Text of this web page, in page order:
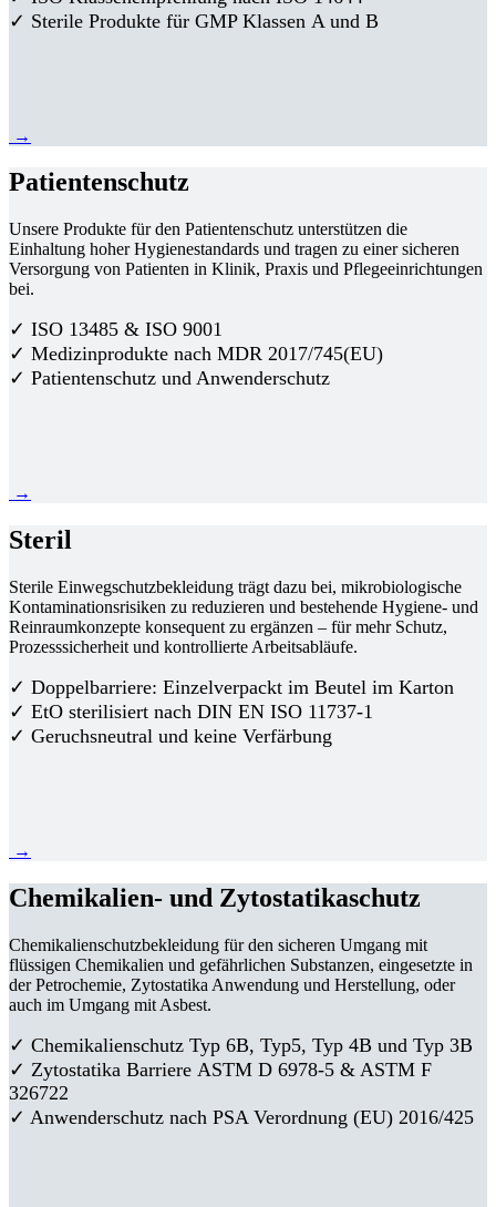
✓ Sterile Produkte für GMP Klassen A und B
→
Patientenschutz
Unsere Produkte für den Patientenschutz unterstützen die
Einhaltung hoher Hygienestandards und tragen zu einer sicheren
Versorgung von Patienten in Klinik, Praxis und Pflegeeinrichtungen
bei.
✓ ISO 13485 & ISO 9001
✓ Medizinprodukte nach MDR 2017/745(EU)
✓ Patientenschutz und Anwenderschutz
→
Steril
Sterile Einwegschutzbekleidung trägt dazu bei, mikrobiologische
Kontaminationsrisiken zu reduzieren und bestehende Hygiene- und
Reinraumkonzepte konsequent zu ergänzen – für mehr Schutz,
Prozesssicherheit und kontrollierte Arbeitsabläufe.
✓ Doppelbarriere: Einzelverpackt im Beutel im Karton
✓ EtO sterilisiert nach DIN EN ISO 11737-1
✓ Geruchsneutral und keine Verfärbung
→
Chemikalien- und Zytostatikaschutz
Chemikalienschutzbekleidung für den sicheren Umgang mit
flüssigen Chemikalien und gefährlichen Substanzen, eingesetzte in
der Petrochemie, Zytostatika Anwendung und Herstellung, oder
auch im Umgang mit Asbest.
✓ Chemikalienschutz Typ 6B, Typ5, Typ 4B und Typ 3B
✓ Zytostatika Barriere ASTM D 6978-5 & ASTM F
326722
✓ Anwenderschutz nach PSA Verordnung (EU) 2016/425